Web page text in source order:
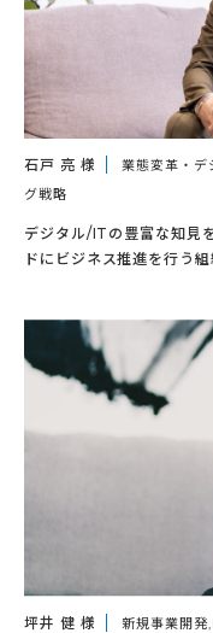
石戸 亮 様
業態変革・デ
グ戦略
デジタル/ITの豊富な知見
ドにビジネス推進を行う
坪井 健 様 新規事業開発